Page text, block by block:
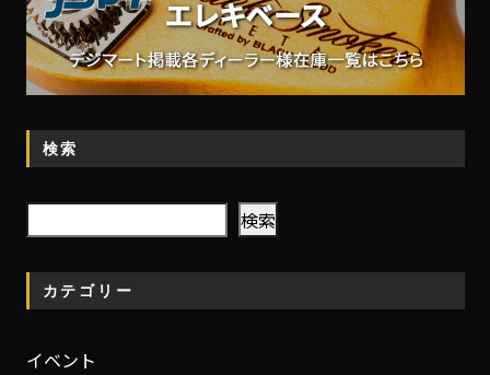
検索
検索
カテゴリー
イベント